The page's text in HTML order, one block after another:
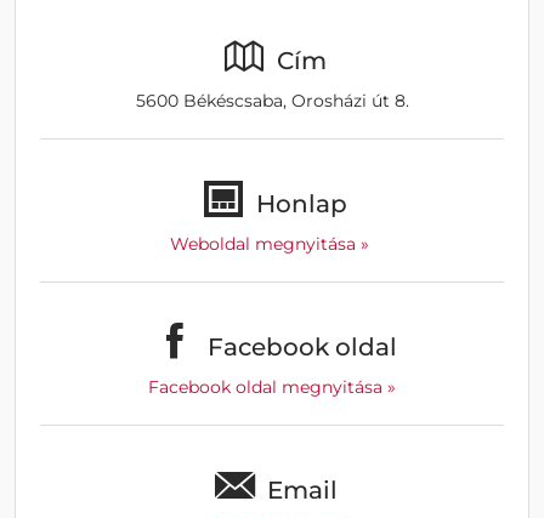
Cím
5600 Békéscsaba, Orosházi út 8.
Honlap
Weboldal megnyitása »
Facebook oldal
Facebook oldal megnyitása »
Email